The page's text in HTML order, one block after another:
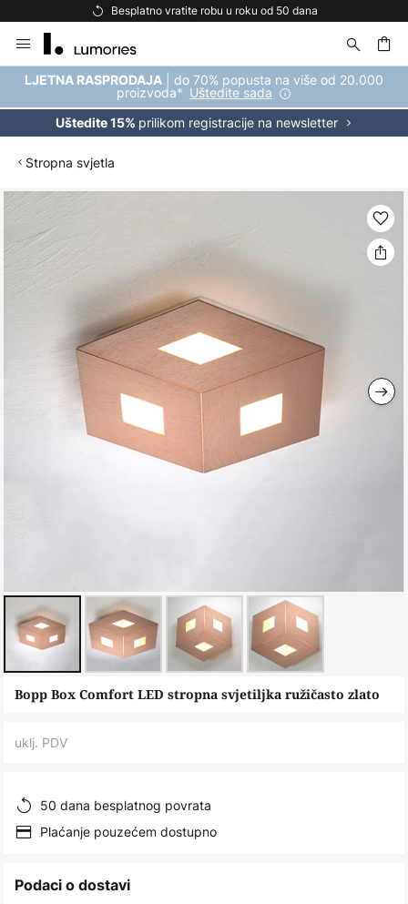
Besplatno vratite robu u roku od 50 dana
to
Content
LJETNA RASPRODAJA | do 70% popusta na više od 20.000
proizvoda* Uštedite sada
Uštedite 15% prilikom registracije na newsletter
Stropna svjetla
Skip
to
the
end
Skip
beginning
the
images
Bopp Box Comfort LED stropna svjetiljka ružičasto zlato
uklj. PDV
50 dana besplatnog povrata
Plaćanje pouzećem dostupno
Podaci o dostavi